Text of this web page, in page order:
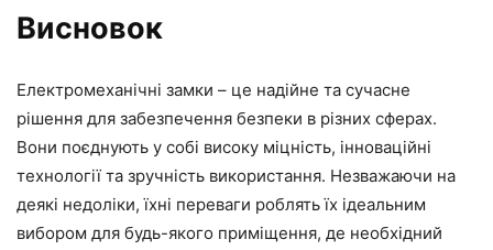
Висновок
Електромеханічні замки – це надійне та сучасне
рішення для забезпечення безпеки в різних сферах.
Вони поєднують у собі високу міцність, інноваційні
технології та зручність використання. Незважаючи на
деякі недоліки, їхні переваги роблять їх ідеальним
вибором для будь-якого приміщення, де необхідний